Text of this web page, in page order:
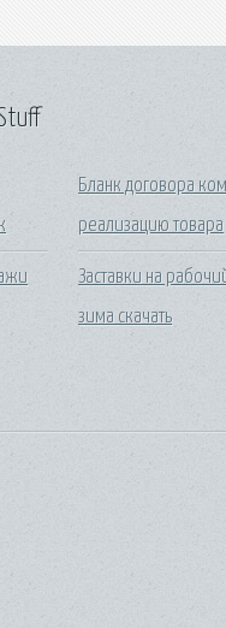
Бланк договора
реализацию товара
Заставки на
зима скачать